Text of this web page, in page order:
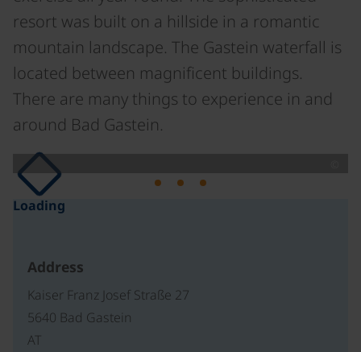
resort was built on a hillside in a romantic
mountain landscape. The Gastein waterfall is
located between magnificent buildings.
There are many things to experience in and
around Bad Gastein.
Loading
Address
Kaiser Franz Josef Straße 27
5640 Bad Gastein
AT